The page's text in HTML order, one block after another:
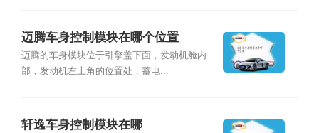
迈腾车身控制模块在哪个位置
迈腾的车身模块位于引擎盖下面，发动机舱内
部，发动机左上角的位置处，蓄电...
轩逸车身控制模块在哪